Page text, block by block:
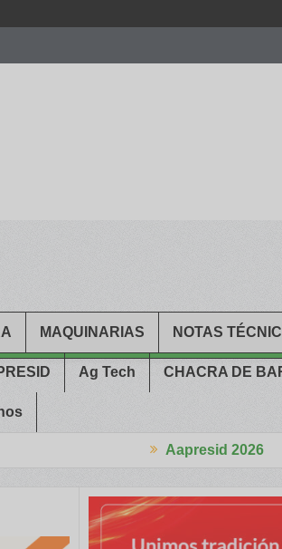
MAQUINARIAS NOTAS
Ag Tech CHACRA DE